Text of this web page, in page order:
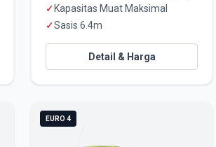
✓ Kapasitas Muat Maksimal
✓Sasis 6.4m
Detail & Harga
EURO 4